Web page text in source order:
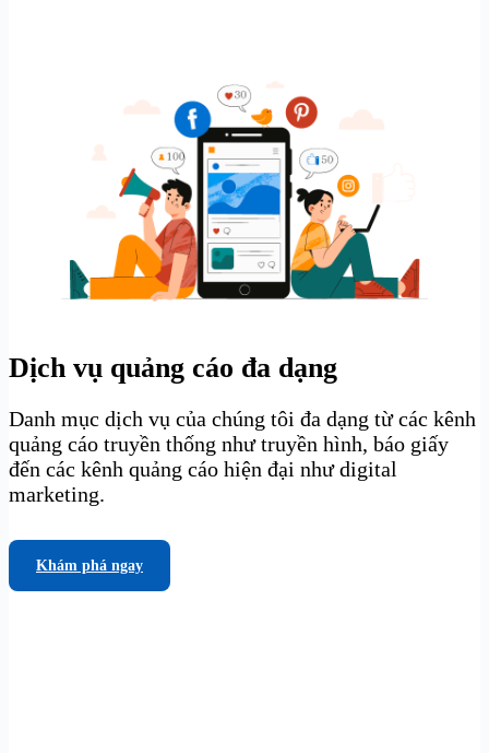
Dịch vụ quảng cáo đa dạng
Danh mục dịch vụ của chúng tôi đa dạng từ các kênh
quảng cáo truyền thống như truyền hình, báo giấy
đến các kênh quảng cáo hiện đại như digital
marketing.
Khám phá ngay